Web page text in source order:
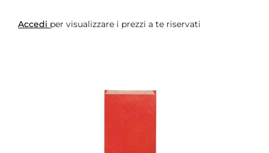
Accedi per visualizzare i prezzi a te riservati